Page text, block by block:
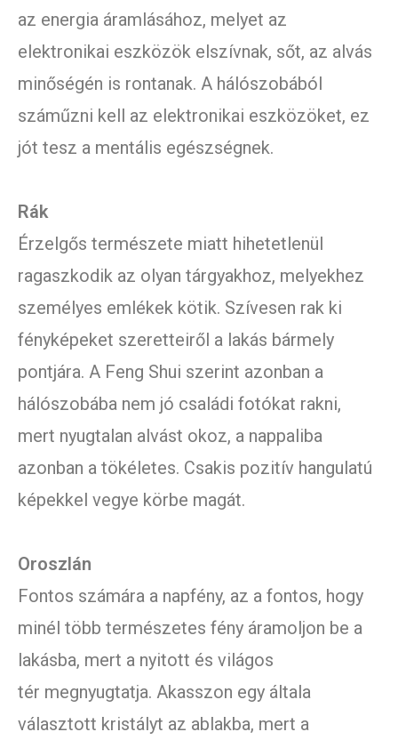
az energia áramlásához, melyet az
elektronikai eszközök elszívnak, sőt, az alvás
minőségén is rontanak. A hálószobából
száműzni kell az elektronikai eszközöket, ez
jót tesz a mentális egészségnek.
Rák
Érzelgős természete miatt hihetetlenül
ragaszkodik az olyan tárgyakhoz, melyekhez
személyes emlékek kötik. Szívesen rak ki
fényképeket szeretteiről a lakás bármely
pontjára. A Feng Shui szerint azonban a
hálószobába nem jó családi fotókat rakni,
mert nyugtalan alvást okoz, a nappaliba
azonban a tökéletes. Csakis pozitív hangulatú
képekkel vegye körbe magát.
Oroszlán
Fontos számára a napfény, az a fontos, hogy
minél több természetes fény áramoljon be a
lakásba, mert a nyitott és világos
tér megnyugtatja. Akasszon egy általa
választott kristályt az ablakba, mert a